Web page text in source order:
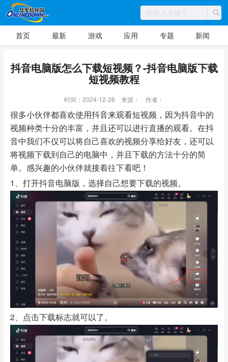
首页 最新 游戏 应用 专题 新闻
抖音电脑版怎么下载短视频？-抖音电脑版下载
短视频教程
时间：2024-12-26 来源： 作者：
很多小伙伴都喜欢使用抖音来观看短视频，因为抖音中的
视频种类十分的丰富，并且还可以进行直播的观看。在抖
音中我们不仅可以将自己喜欢的视频分享给好友，还可以
将视频下载到自己的电脑中，并且下载的方法十分的简
单。感兴趣的小伙伴就接着往下看吧！
1、打开抖音电脑版，选择自己想要下载的视频。
2、点击下载标志就可以了。